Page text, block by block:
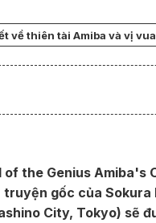
về thiên tài Amiba và vị
the Genius Amiba's
gốc của Sokura
City, Tokyo) sẽ